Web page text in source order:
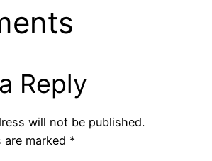
Reply
will not be published.
are marked *